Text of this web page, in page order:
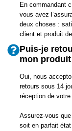
En commandant
vous avez
deux choses :
client et produit
Puis-je
mon
Oui, nous
retours sous 14
réception de votre
Assurez-vous
soit en parfait